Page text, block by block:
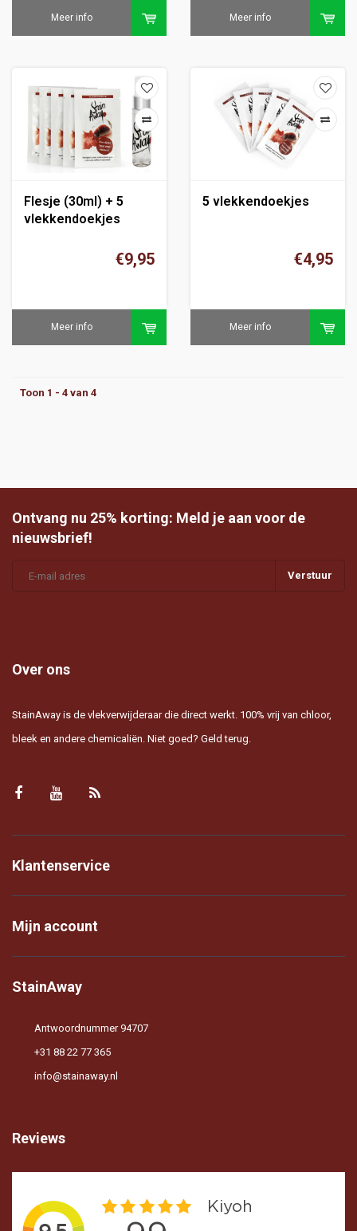
Meer info Meer info
Flesje (30ml) + 5
vlekkendoekjes
€9,95
Meer info
5 vlekkendoekjes
€4,95
Meer info
Toon 1 - 4 van 4
Ontvang nu 25% korting: Meld je aan voor de
nieuwsbrief!
Verstuur
Over ons
StainAway is de vlekverwijderaar die direct werkt. 100% vrij van chloor,
bleek en andere chemicaliën. Niet goed? Geld terug.
Klantenservice
Mijn account
StainAway
Antwoordnummer 94707
+31 88 22 77 365
info@stainaway.nl
Reviews